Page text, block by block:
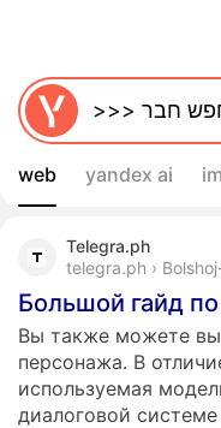
web yandex ai
Telegra.ph
telegra.ph ›
Большой гайд
Вы также можете
персонажа. В
используемая
диалоговой